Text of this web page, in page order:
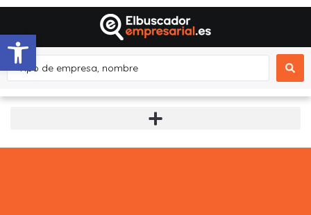
Abrir barra de herramientas